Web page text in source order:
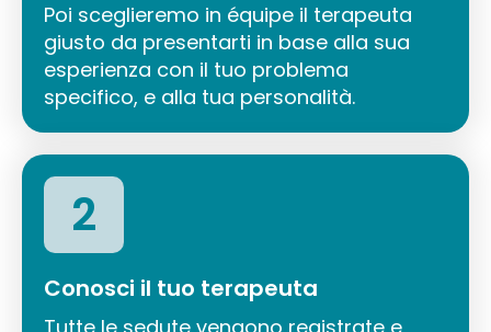
Poi sceglieremo in équipe il terapeuta
giusto da presentarti in base alla sua
esperienza con il tuo problema
specifico, e alla tua personalità.
2
Conosci il tuo terapeuta